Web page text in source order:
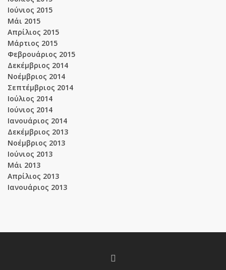
Ιούνιος 2015
Μάι 2015
Απρίλιος 2015
Μάρτιος 2015
Φεβρουάριος 2015
Δεκέμβριος 2014
Νοέμβριος 2014
Σεπτέμβριος 2014
Ιούλιος 2014
Ιούνιος 2014
Ιανουάριος 2014
Δεκέμβριος 2013
Νοέμβριος 2013
Ιούνιος 2013
Μάι 2013
Απρίλιος 2013
Ιανουάριος 2013